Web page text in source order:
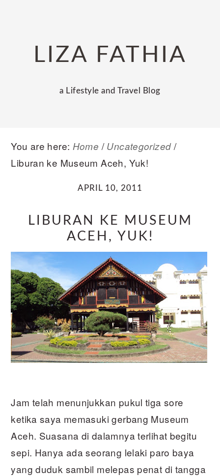
navigationLIZA FATHIA
a Lifestyle and Travel Blog
You are here: Home / Uncategorized /
Liburan ke Museum Aceh, Yuk!
APRIL 10, 2011
LIBURAN KE MUSEUM
ACEH, YUK!
Jam telah menunjukkan pukul tiga sore
ketika saya memasuki gerbang Museum
Aceh. Suasana di dalamnya terlihat begitu
sepi. Hanya ada seorang lelaki paro baya
yang duduk sambil melepas penat di tangga